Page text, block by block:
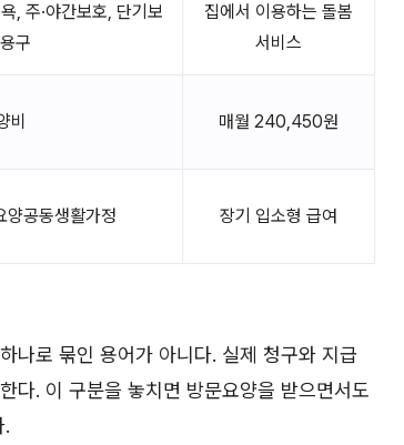
, 주·야간보호, 단기보
구
집에서 이용하는 돌봄
서비스
비 매월 240,450원
양공동생활가정 장기 입소형 급여
나로 묶인 용어가 아니다. 실제 청구와 지급
다. 이 구분을 놓치면 방문요양을 받으면서도
.